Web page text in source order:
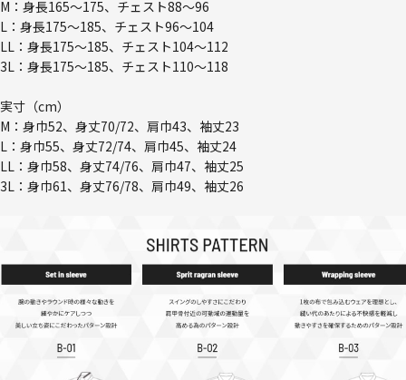
M：身長165～175、チェスト88～96
L：身長175～185、チェスト96～104
LL：身長175～185、チェスト104～112
3L：身長175～185、チェスト110～118
実寸（cm）
M：身巾52、身丈70/72、肩巾43、袖丈23
L：身巾55、身丈72/74、肩巾45、袖丈24
LL：身巾58、身丈74/76、肩巾47、袖丈25
3L：身巾61、身丈76/78、肩巾49、袖丈26